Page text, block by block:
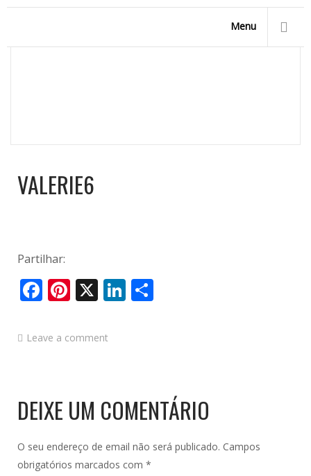
Menu
VALERIE6
Partilhar:
Facebook
Pinterest
X LinkedIn
Leave a comment
DEIXE UM COMENTÁRIO
O seu endereço de email não será publicado. Campos
obrigatórios marcados com *